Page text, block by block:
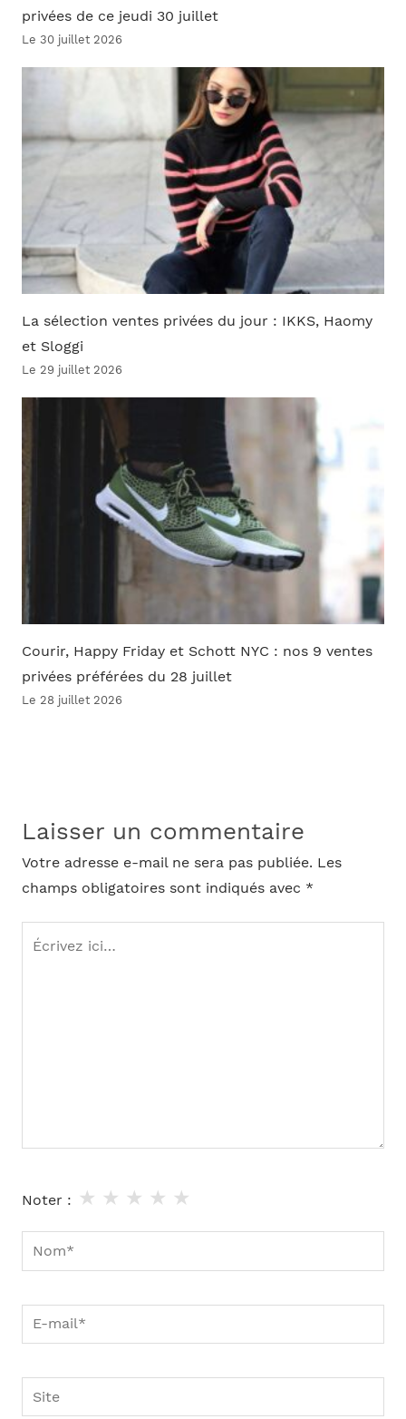
privées de ce jeudi 30 juillet
Le 30 juillet 2026
La sélection ventes privées du jour : IKKS, Haomy
et Sloggi
Le 29 juillet 2026
Courir, Happy Friday et Schott NYC : nos 9 ventes
privées préférées du 28 juillet
Le 28 juillet 2026
Laisser un commentaire
Votre adresse e-mail ne sera pas publiée. Les
champs obligatoires sont indiqués avec *
Écrivez
Noter : ★
★
★
★
★
Nom*
E-
mail*
Site